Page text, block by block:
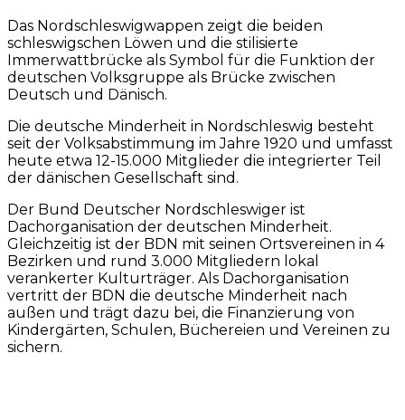
Das Nordschleswigwappen zeigt die beiden
schleswigschen Löwen und die stilisierte
Immerwattbrücke als Symbol für die Funktion der
deutschen Volksgruppe als Brücke zwischen
Deutsch und Dänisch.
Die deutsche Minderheit in Nordschleswig besteht
seit der Volksabstimmung im Jahre 1920 und umfasst
heute etwa 12-15.000 Mitglieder die integrierter Teil
der dänischen Gesellschaft sind.
Der Bund Deutscher Nordschleswiger ist
Dachorganisation der deutschen Minderheit.
Gleichzeitig ist der BDN mit seinen Ortsvereinen in 4
Bezirken und rund 3.000 Mitgliedern lokal
verankerter Kulturträger. Als Dachorganisation
vertritt der BDN die deutsche Minderheit nach
außen und trägt dazu bei, die Finanzierung von
Kindergärten, Schulen, Büchereien und Vereinen zu
sichern.